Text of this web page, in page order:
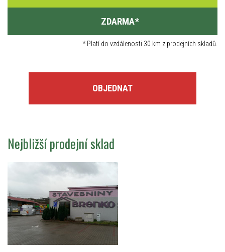
ZDARMA*
*Platí do vzdálenosti 30 km z prodejních skladů.
OBJEDNAT
Nejbližší prodejní sklad